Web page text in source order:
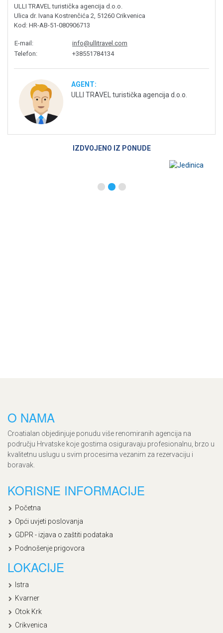
ULLI TRAVEL turistička agencija d.o.o.
Ulica dr. Ivana Kostrenčića 2, 51260 Crikvenica
Kod : HR-AB-51-080906713
E-mail :
info@ullitravel.com
Telefon: +38551784134
AGENT:
ULLI TRAVEL turistička agencija d.o.o.
IZDVOJENO IZ PONUDE
O NAMA
Croatialan objedinjuje ponudu više renomiranih agencija na
području Hrvatske koje gostima osiguravaju profesionalnu, brzo u
kvalitetnu uslugu u svim procesima vezanim za rezervaciju i
boravak.
KORISNE INFORMACIJE
Početna
Opći uvjeti poslovanja
GDPR - izjava o zaštiti podataka
Podnošenje prigovora
LOKACIJE
Istra
Kvarner
Otok Krk
Crikvenica